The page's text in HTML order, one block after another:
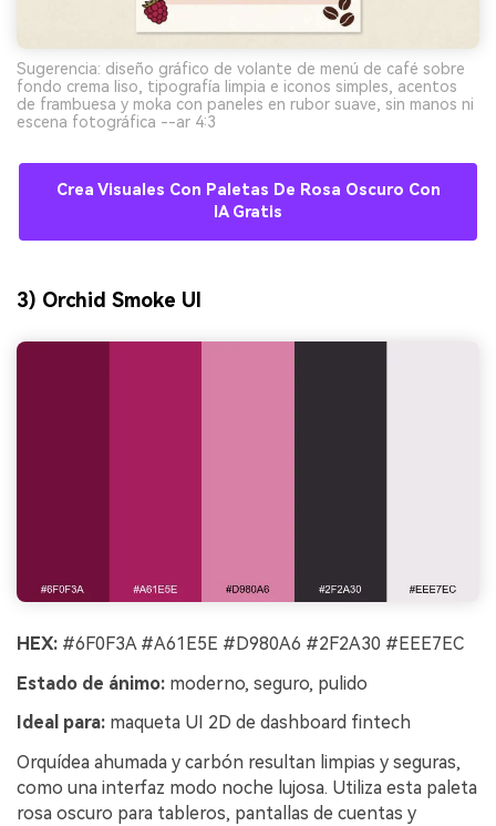
Sugerencia: diseño gráfico de volante de menú de café sobre
fondo crema liso, tipografía limpia e iconos simples, acentos
de frambuesa y moka con paneles en rubor suave, sin manos ni
escena fotográfica --ar 4:3
Crea Visuales Con Paletas De Rosa Oscuro Con
IA Gratis
3) Orchid Smoke UI
HEX: #6F0F3A #A61E5E #D980A6 #2F2A30 #EEE7EC
Estado de ánimo: moderno, seguro, pulido
Ideal para: maqueta UI 2D de dashboard fintech
Orquídea ahumada y carbón resultan limpias y seguras,
como una interfaz modo noche lujosa. Utiliza esta paleta
rosa oscuro para tableros, pantallas de cuentas y